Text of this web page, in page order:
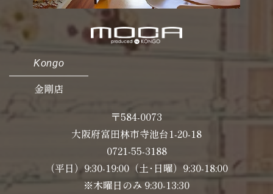
Kongo
金剛店
〒584-0073
大阪府富田林市寺池台1-20-18
0721-55-3188
（平日）9:30-19:00（土･日曜）9:30-18:00
※木曜日のみ 9:30-13:30